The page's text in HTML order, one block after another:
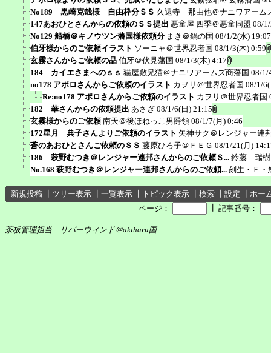
No189 黒崎克哉様 自由枠分ＳＳ 久遠寺 那由他＠ナニワアーム
147あおひとさんからの依頼のＳＳ提出 悪童屋 四季＠悪童同盟 08/
No129 船橋＠キノウツン藩国様依頼分 まき＠鍋の国 08/1/2(水) 19:07
伯牙様からのご依頼イラスト ソーニャ＠世界忍者国 08/1/3(木) 0:59
玄霧さんからご依頼の品 伯牙＠伏見藩国 08/1/3(木) 4:17
184 カイエさまへのｓｓ 猫屋敷兄猫＠ナニワアームズ商藩国 08/1/
no178 アポロさんからご依頼のイラスト カヲリ＠世界忍者国 08/1/
Re:no178 アポロさんからご依頼のイラスト カヲリ＠世界忍者国
182 華さんからの依頼提出 あさぎ 08/1/6(日) 21:15
玄霧様からのご依頼 南天＠後ほねっこ男爵領 08/1/7(月) 0:46
172星月 典子さんよりご依頼のイラスト 矢神サク＠レンジャー連
蒼のあおひとさんご依頼のＳＳ 藤原ひろ子＠ＦＥＧ 08/1/21(月)
186 萩野むつき＠レンジャー連邦さんからのご依頼Ｓ... 鈴藤 瑞樹
No.168 萩野むつき＠レンジャー連邦さんからのご依頼... 刻生・Ｆ・
新規投稿 ツリー表示 一覧表示 トピック表示 検索 設定
ホー
ページ：
記事番号：
茶板管理担当 リバーウィンド＠akiharu国